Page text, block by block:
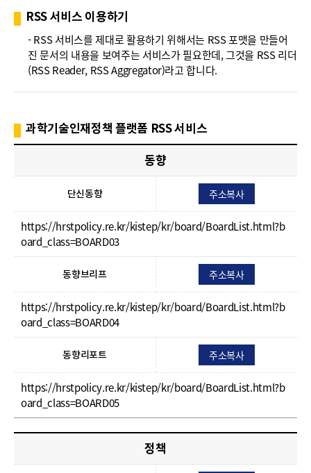
HRST
Policy
Platform
RSS 서비스 이용하기
- RSS 서비스를 제대로 활용하기 위해서는 RSS 포맷을 만들어
진 문서의 내용을 보여주는 서비스가 필요한데, 그것을 RSS 리더
(RSS Reader, RSS Aggregator)라고 합니다.
과학기술인재정책 플랫폼 RSS 서비스
동향
단신동향 주소복사
https://hrstpolicy.re.kr/kistep/kr/board/BoardList.html?b
oard_class=BOARD03
동향브리프 주소복사
https://hrstpolicy.re.kr/kistep/kr/board/BoardList.html?b
oard_class=BOARD04
동향리포트 주소복사
https://hrstpolicy.re.kr/kistep/kr/board/BoardList.html?b
oard_class=BOARD05
정책